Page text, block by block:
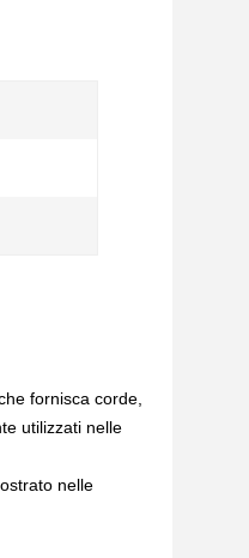
fornisca corde,
utilizzati nelle
nelle